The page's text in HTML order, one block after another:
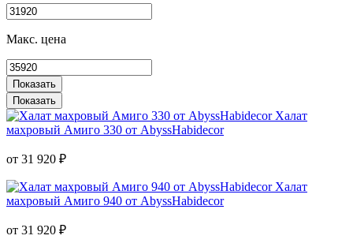
Макс. цена
Халат
махровый Амиго 330 от AbyssHabidecor
от 31 920 ₽
Халат
махровый Амиго 940 от AbyssHabidecor
от 31 920 ₽